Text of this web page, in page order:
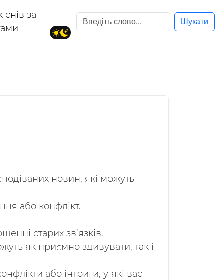
за
Шукати
новин, які можуть
або конфлікт.
старих зв’язків.
як приємно здивувати, так і
або інтриги, у які вас